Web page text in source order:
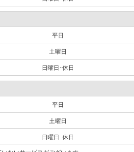
平日
土曜日
日曜日･休日
平日
土曜日
日曜日･休日